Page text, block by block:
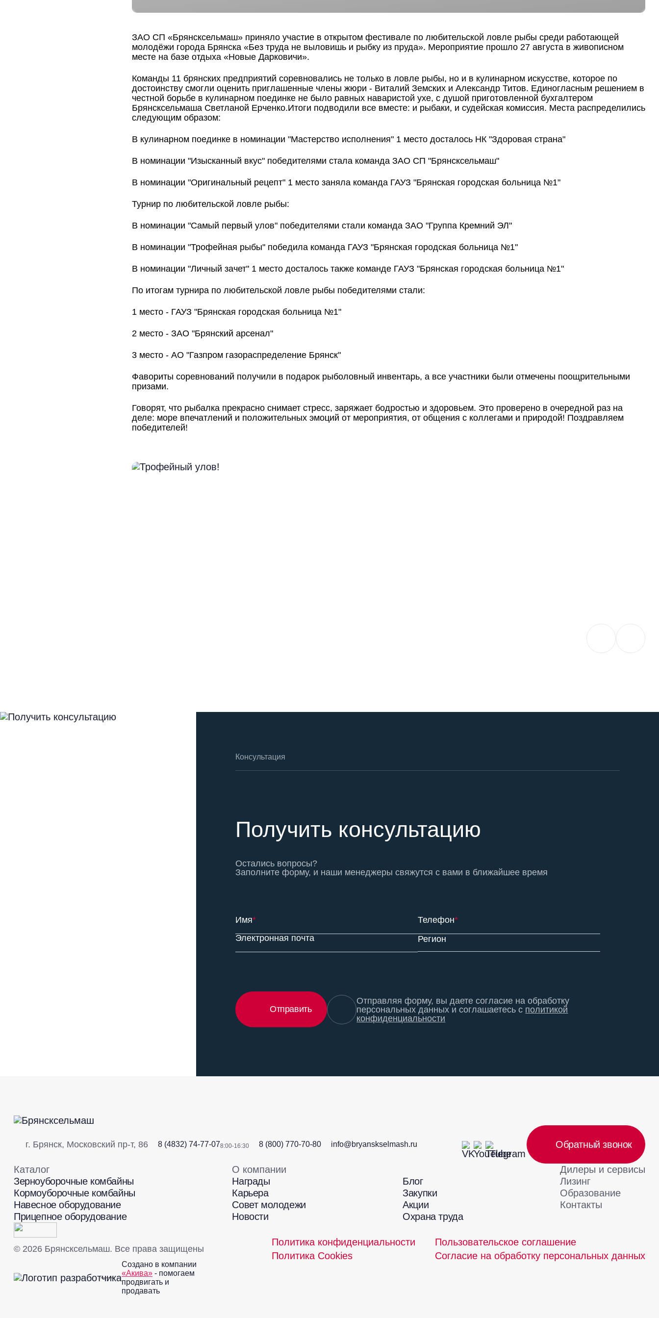
ЗАО СП «Брянсксельмаш» приняло участие в открытом фестивале по любительской ловле рыбы среди работающей
молодёжи города Брянска «Без труда не выловишь и рыбку из пруда». Мероприятие прошло 27 августа в живописном
месте на базе отдыха «Новые Дарковичи».
Команды 11 брянских предприятий соревновались не только в ловле рыбы, но и в кулинарном искусстве, которое по
достоинству смогли оценить приглашенные члены жюри - Виталий Земских и Александр Титов. Единогласным решением в
честной борьбе в кулинарном поединке не было равных наваристой ухе, с душой приготовленной бухгалтером
Брянсксельмаша Светланой Ерченко.Итоги подводили все вместе: и рыбаки, и судейская комиссия. Места распределились
следующим образом:
В кулинарном поединке в номинации "Мастерство исполнения" 1 место досталось НК "Здоровая страна"
В номинации "Изысканный вкус" победителями стала команда ЗАО СП "Брянсксельмаш"
В номинации "Оригинальный рецепт" 1 место заняла команда ГАУЗ "Брянская городская больница №1"
Турнир по любительской ловле рыбы:
В номинации "Самый первый улов" победителями стали команда ЗАО "Группа Кремний ЭЛ"
В номинации "Трофейная рыбы" победила команда ГАУЗ "Брянская городская больница №1"
В номинации "Личный зачет" 1 место досталось также команде ГАУЗ "Брянская городская больница №1"
По итогам турнира по любительской ловле рыбы победителями стали:
1 место - ГАУЗ "Брянская городская больница №1"
2 место - ЗАО "Брянский арсенал"
3 место - АО "Газпром газораспределение Брянск"
Фавориты соревнований получили в подарок рыболовный инвентарь, а все участники были отмечены поощрительными
призами.
Говорят, что рыбалка прекрасно снимает стресс, заряжает бодростью и здоровьем. Это проверено в очередной раз на
деле: море впечатлений и положительных эмоций от мероприятия, от общения с коллегами и природой! Поздравляем
победителей!
Консультация
Получить консультацию
Остались вопросы?
Заполните форму, и наши менеджеры свяжутся с вами в ближайшее время
Имя* Телефон*
Электронная почта
Регион
Отправить
Отправляя форму, вы даете согласие на обработку
персональных данных и соглашаетесь с политикой
конфиденциальности
г. Брянск, Московский пр-т, 86 8 (4832) 74-77-078:00-16:30 8 (800) 770-70-80 info@bryanskselmash.ru Обратный звонок
Каталог
Зерноуборочные комбайны
Кормоуборочные комбайны
Навесное оборудование
Прицепное оборудование
О компании
Награды
Карьера
Совет молодежи
Новости
Блог
Закупки
Акции
Охрана труда
Дилеры и сервисы
Лизинг
Образование
Контакты
© 2026 Брянсксельмаш. Все права защищены
Политика конфиденциальности
Пользовательское соглашение
Политика Cookies
Согласие на обработку персональных данных
Создано в компании
«Акива» - помогаем
продвигать и
продавать